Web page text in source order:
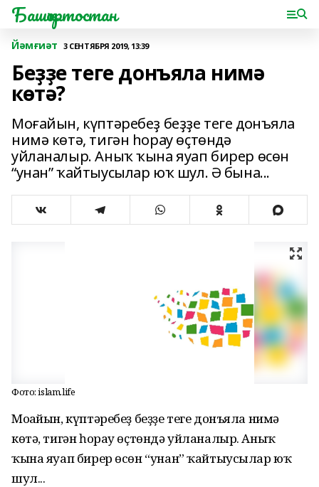
Башҡортостан
Йәмғиәт 3 СЕНТЯБРЯ 2019, 13:39
Беҙҙе теге донъяла нимә
көтә?
Моғайын, күптәребеҙ беҙҙе теге донъяла
нимә көтә, тигән һорау өҫтөндә
уйланалыр. Аныҡ ҡына яуап бирер өсөн
“унан” ҡайтыусылар юҡ шул. Ә бына...
Фото: islam.life
Моғайын, күптәребеҙ беҙҙе теге донъяла нимә
көтә, тигән һорау өҫтөндә уйланалыр. Аныҡ
ҡына яуап бирер өсөн “унан” ҡайтыусылар юҡ
шул...